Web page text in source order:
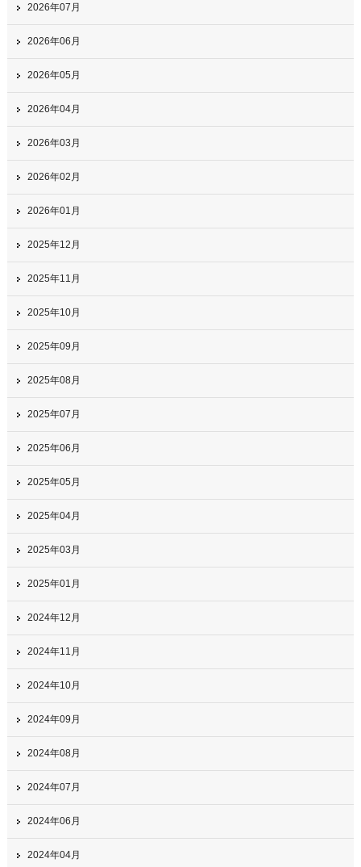
2026年07月
2026年06月
2026年05月
2026年04月
2026年03月
2026年02月
2026年01月
2025年12月
2025年11月
2025年10月
2025年09月
2025年08月
2025年07月
2025年06月
2025年05月
2025年04月
2025年03月
2025年01月
2024年12月
2024年11月
2024年10月
2024年09月
2024年08月
2024年07月
2024年06月
2024年04月